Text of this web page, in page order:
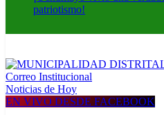
patriotismo!
MUNICIPALIDAD DISTRITAL
Construyendo una nueva Historia
Correo Institucional
Noticias de Hoy
EN VIVO DESDE FACEBOOK